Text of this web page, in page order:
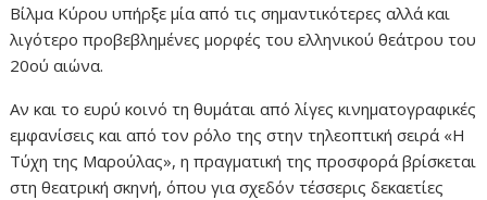
Βίλμα Κύρου υπήρξε μία από τις σημαντικότερες αλλά και
λιγότερο προβεβλημένες μορφές του ελληνικού θεάτρου του
20ού αιώνα.
Αν και το ευρύ κοινό τη θυμάται από λίγες κινηματογραφικές
εμφανίσεις και από τον ρόλο της στην τηλεοπτική σειρά «Η
Τύχη της Μαρούλας», η πραγματική της προσφορά βρίσκεται
στη θεατρική σκηνή, όπου για σχεδόν τέσσερις δεκαετίες